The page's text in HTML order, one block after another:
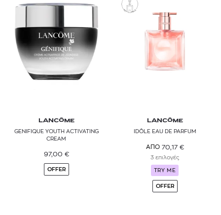
LANCÔME
GENIFIQUE YOUTH ACTIVATING
CREAM
97,00 €
OFFER
LANCÔME
IDÔLE EAU DE PARFUM
ΑΠΟ 70,17 €
3 επιλογές
TRY ME
OFFER